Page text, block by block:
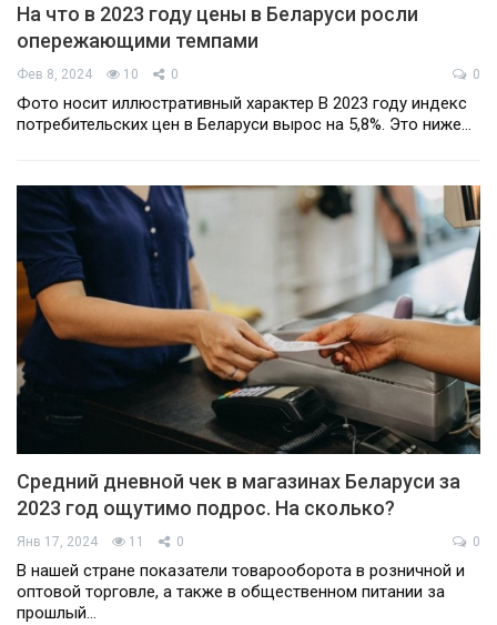
На что в 2023 году цены в Беларуси росли
опережающими темпами
Фев 8, 2024 10 0 0
Фото носит иллюстративный характер В 2023 году индекс
потребительских цен в Беларуси вырос на 5,8%. Это ниже…
Средний дневной чек в магазинах Беларуси за
2023 год ощутимо подрос. На сколько?
Янв 17, 2024 11 0 0
В нашей стране показатели товарооборота в розничной и
оптовой торговле, а также в общественном питании за
прошлый…